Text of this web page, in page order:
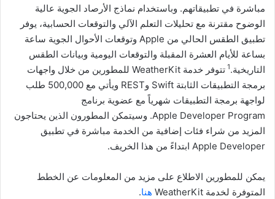
مباشرة في تطبيقاتهم. وباستخدام نماذج الأرصاد الجوية عالية
الوضوح مقترنة مع تحليلات التعلم الآلي والتوقعات الحسابية، يوفر
تطبيق الطقس الحالي من Apple وتوقعات الأحوال الجوية ساعة
بساعة للأيام العشرة المقبلة والتوقعات اليومية وبيانات الطقس
التاريخية.1
تتوفر خدمة WeatherKit للمطورين من خلال واجهات
برمجة التطبيقات الثابتة Swift وREST ويأتي مع 500,000 طلب
لواجهة برمجة التطبيقات شهرياً مع عضوية برنامج
Apple Developer Program. وسيتمكن المطورون الذين يحتاجون
المزيد من شراء فئات إضافية من الخدمة مباشرة في تطبيق
Apple Developer ابتداءً من هذا الخريف.
يمكن للمطورين الاطلاع على مزيد من المعلومات عن الخطط
المتوفرة لخدمة WeatherKit ‏
هنا.